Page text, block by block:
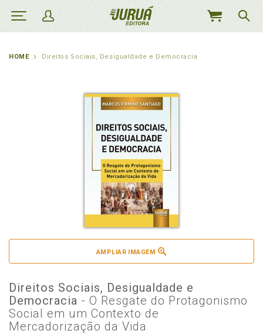
MEU
HOME Direitos Sociais, Desigualdade e Democracia
AMPLIAR IMAGEM
Direitos Sociais, Desigualdade e
Democracia - O Resgate do Protagonismo
Social em um Contexto de
Mercadorização da Vida